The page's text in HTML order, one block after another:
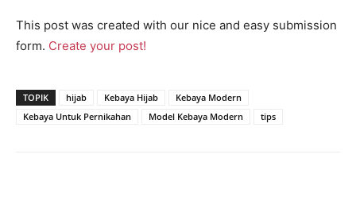
This post was created with our nice and easy submission
form. Create your post!
TOPIK hijab Kebaya Hijab
Kebaya Modern
Kebaya Untuk Pernikahan
Model Kebaya Modern tips